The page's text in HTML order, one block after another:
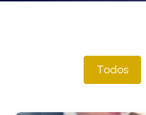
Categorias
Todos